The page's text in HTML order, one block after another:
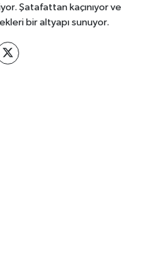
Şatafattan kaçınıyor ve
bir altyapı sunuyor.